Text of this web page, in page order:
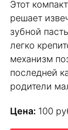
Этот
решает
зубной
легко
механизм
последней
родители
Цена: 100